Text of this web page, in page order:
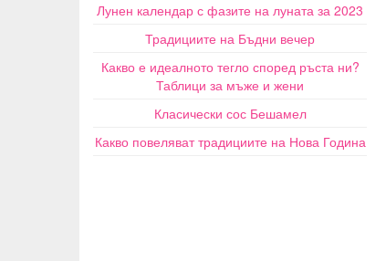
Лунен календар с фазите на луната за 2023
Традициите на Бъдни вечер
Какво е идеалното тегло според ръста ни?
Таблици за мъже и жени
Класически сос Бешамел
Какво повеляват традициите на Нова Година